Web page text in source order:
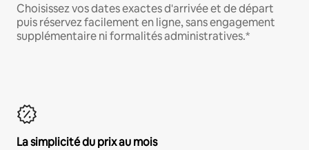
Choisissez vos dates exactes d'arrivée et de départ
puis réservez facilement en ligne, sans engagement
supplémentaire ni formalités administratives.*
La simplicité du prix au mois